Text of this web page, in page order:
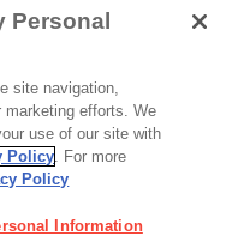
スコの男の子の名前はな
Personal
site navigation,
efforts. We
use of our site with
Policy. For more
Policy
Information